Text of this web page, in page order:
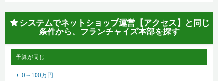
システムでネットショップ運営【アクセス】と同じ
条件から、フランチャイズ本部を探す
予算が同じ
0～100万円